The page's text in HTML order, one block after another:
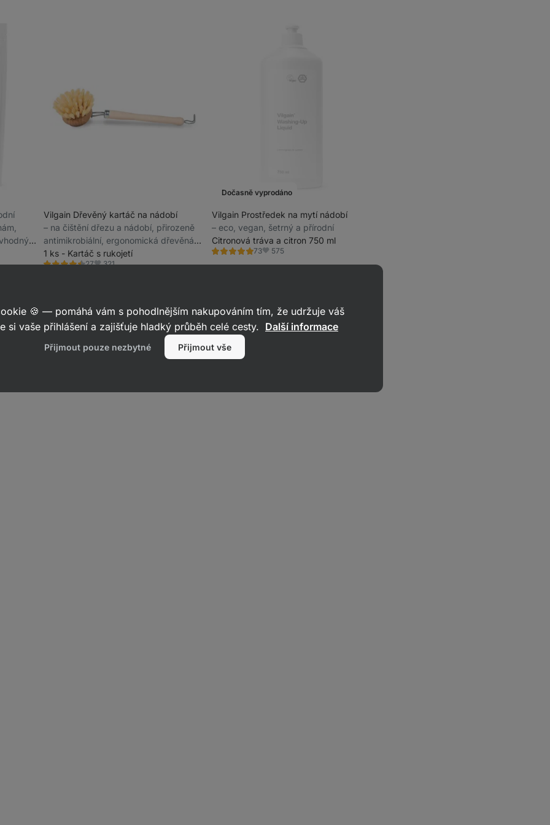
Vilgain Dřevěný kartáč na nádobí
⁠–⁠ na čištění dřezu a nádobí, přirozeně
antimikrobiální, ergonomická dřevěná
rukojeť, odnímatelná hlavice
1 ks - Kartáč s rukojetí
27
Hodnocení
Oblíbené
321
Dočasně vyprodáno
Vilgain Prostředek na mytí nádobí
⁠–⁠ eco, vegan, šetrný a přírodní
Citronová tráva a citron 750 ml
73
Hodnocení
Oblíbené
575
🍪 — pomáhá vám s pohodlnějším nakupováním tím, že udržuje váš
si vaše přihlášení a zajišťuje hladký průběh celé cesty. Další informace
Přijmout pouze nezbytné Přijmout vše